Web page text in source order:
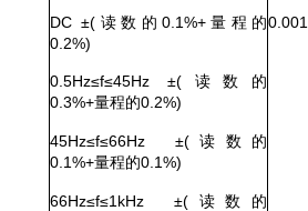
DC±(读数的0.1%+量程的
0.2%)
0.5Hz≤f≤45Hz ±(读数的
0.3%+量程的0.2%)
45Hz≤f≤66Hz ±(读数的
0.1%+量程的0.1%)
66Hz≤f≤1kHz ±(读数的